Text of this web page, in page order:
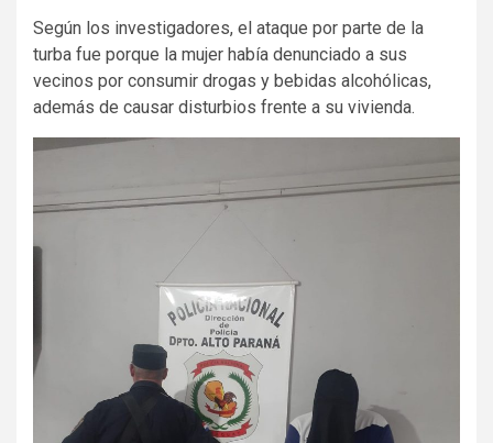
Según los investigadores, el ataque por parte de la
turba fue porque la mujer había denunciado a sus
vecinos por consumir drogas y bebidas alcohólicas,
además de causar disturbios frente a su vivienda.